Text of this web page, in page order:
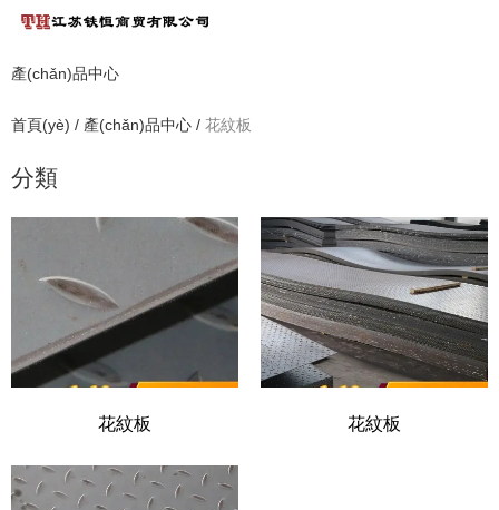
產(chǎn)品中心
首頁(yè) / 產(chǎn)品中心 / 花紋板
分類
花紋板 花紋板